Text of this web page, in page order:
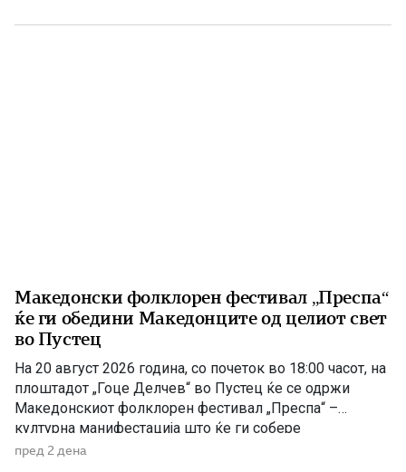
Григорие Хаџи Ташковиќ – македонски револуционер,
Македонски фолклорен фестивал „Преспа“
ќе ги обедини Македонците од целиот свет
во Пустец
На 20 август 2026 година, со почеток во 18:00 часот, на
плоштадот „Гоце Делчев“ во Пустец ќе се одржи
Македонскиот фолклорен фестивал „Преспа“ –
културна манифестација што ќе ги собере
Македонците од Македонија, Албанија и дијаспората во
пред 2 дена